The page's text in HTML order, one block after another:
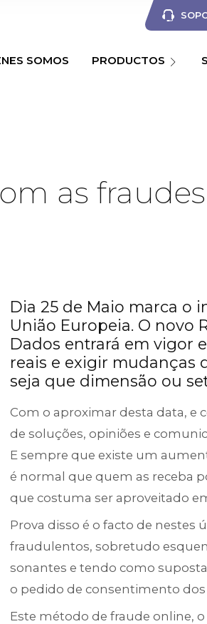
SOMOS PRODUCTOS
as
Dia 25 de Maio marca o
União Europeia. O novo
Dados entrará em vigor
reais e exigir mudanças
seja que dimensão ou
Com o aproximar desta data, e
de soluções, opiniões e
E sempre que existe um
é normal que quem as receba
que costuma ser aproveitado
Prova disso é o facto de
fraudulentos, sobretudo
sonantes e tendo como
o pedido de consentimento
Este método de fraude online, o